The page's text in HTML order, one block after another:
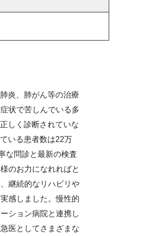
炎、肺がん等の治療
状で苦しんでいる多
しく診断されていな
いる患者数は22万
な問診と最新の検査
のお力になれればと
継続的なリハビリや
感しました。慢性的
ション病院と連携し
医としてさまざまな